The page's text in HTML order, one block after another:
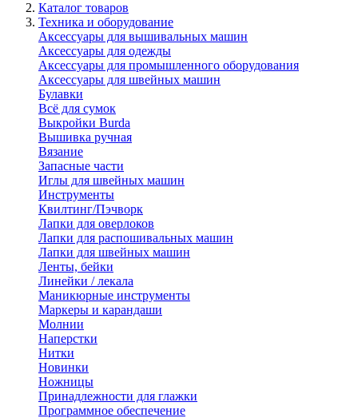
Каталог товаров
Техника и оборудование
Аксессуары для вышивальных машин
Аксессуары для одежды
Аксессуары для промышленного оборудования
Аксессуары для швейных машин
Булавки
Всё для сумок
Выкройки Burda
Вышивка ручная
Вязание
Запасные части
Иглы для швейных машин
Инструменты
Квилтинг/Пэчворк
Лапки для оверлоков
Лапки для распошивальных машин
Лапки для швейных машин
Ленты, бейки
Линейки / лекала
Маникюрные инструменты
Маркеры и карандаши
Молнии
Наперстки
Нитки
Новинки
Ножницы
Принадлежности для глажки
Программное обеспечение